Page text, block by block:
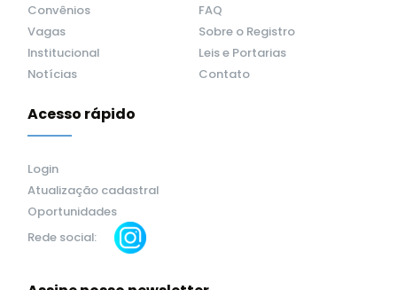
Convênios
FAQ
Vagas
Sobre o Registro
Institucional
Leis e Portarias
Notícias
Contato
Acesso rápido
Login
Atualização cadastral
Oportunidades
Rede social: